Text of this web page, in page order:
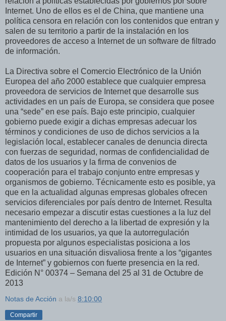
Internet. Uno de ellos es el de China, que mantiene una
política censora en relación con los contenidos que entran y
salen de su territorio a partir de la instalación en los
proveedores de acceso a Internet de un software de filtrado
de información.
La Directiva sobre el Comercio Electrónico de la Unión
Europea del año 2000 establece que cualquier empresa
proveedora de servicios de Internet que desarrolle sus
actividades en un país de Europa, se considera que posee
una “sede” en ese país. Bajo este principio, cualquier
gobierno puede exigir a dichas empresas adecuar los
términos y condiciones de uso de dichos servicios a la
legislación local, establecer canales de denuncia directa
con fuerzas de seguridad, normas de confidencialidad de
datos de los usuarios y la firma de convenios de
cooperación para el trabajo conjunto entre empresas y
organismos de gobierno. Técnicamente esto es posible, ya
que en la actualidad algunas empresas globales ofrecen
servicios diferenciales por país dentro de Internet. Resulta
necesario empezar a discutir estas cuestiones a la luz del
mantenimiento del derecho a la libertad de expresión y la
intimidad de los usuarios, ya que la autorregulación
propuesta por algunos especialistas posiciona a los
usuarios en una situación disvaliosa frente a los “gigantes
de Internet” y gobiernos con fuerte presencia en la red.
Edición N° 00374 – Semana del 25 al 31 de Octubre de
2013
Notas de Acción a la/s 8:10:00
Compartir